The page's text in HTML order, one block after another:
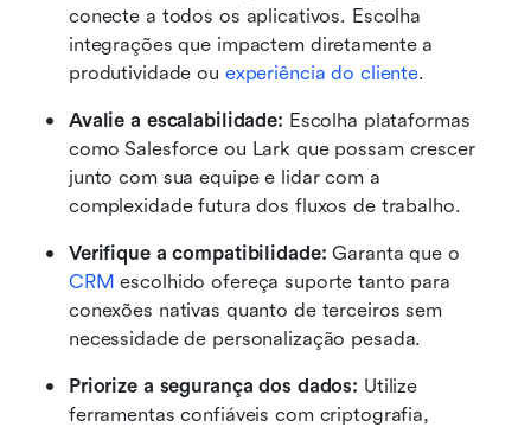
conecte a todos os aplicativos. Escolha
integrações que impactem diretamente a
produtividade ou experiência do cliente.
Avalie a escalabilidade: Escolha plataformas
como Salesforce ou Lark que possam crescer
junto com sua equipe e lidar com a
complexidade futura dos fluxos de trabalho.
Verifique a compatibilidade:
CRM escolhido ofereça suporte tanto para
conexões nativas quanto de terceiros sem
necessidade de personalização pesada.
Priorize a segurança dos dados: Utilize
ferramentas confiáveis com criptografia,